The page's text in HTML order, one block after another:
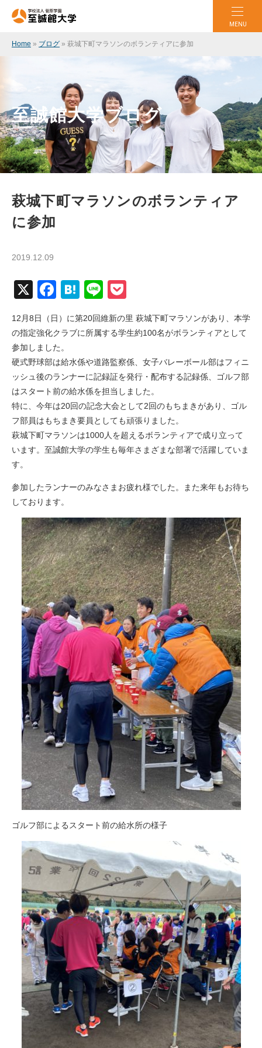
MENU
Home » ブログ » 萩城下町マラソンのボランティアに参加
至誠館大学ブログ
萩城下町マラソンのボランティア
に参加
2019.12.09
X Facebook
Hatena
Line
12月8日（日）に第20回維新の里 萩城下町マラソンがあり、本学
の指定強化クラブに所属する学生約100名がボランティアとして
参加しました。
硬式野球部は給水係や道路監察係、女子バレーボール部はフィニ
ッシュ後のランナーに記録証を発行・配布する記録係、ゴルフ部
はスタート前の給水係を担当しました。
特に、今年は20回の記念大会として2回のもちまきがあり、ゴル
フ部員はもちまき要員としても頑張りました。
萩城下町マラソンは1000人を超えるボランティアで成り立って
います。至誠館大学の学生も毎年さまざまな部署で活躍していま
す。
参加したランナーのみなさまお疲れ様でした。また来年もお待ち
しております。
ゴルフ部によるスタート前の給水所の様子